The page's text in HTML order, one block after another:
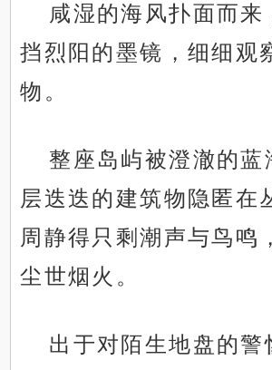
咸湿的海风扑面而来
挡烈阳的墨镜，细细观
物。
整座岛屿被澄澈的蓝
层迭迭的建筑物隐匿在
周静得只剩潮声与鸟鸣
尘世烟火。
出于对陌生地盘的警